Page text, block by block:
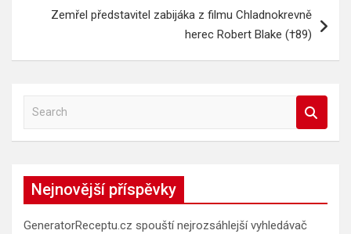
Zemřel představitel zabijáka z filmu Chladnokrevně
herec Robert Blake (†89)
a
h
Nejnovější příspěvky
GeneratorReceptu.cz spouští nejrozsáhlejší vyhledávač